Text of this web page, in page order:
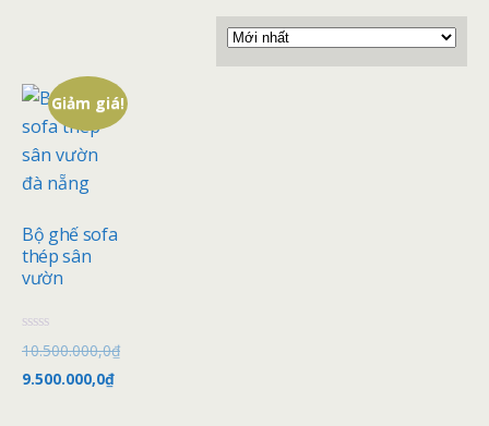
Giảm giá!
Bộ ghế sofa
thép sân
vườn
Đ
ư
ợ
c
10.500.000,0₫
9.500.000,0₫